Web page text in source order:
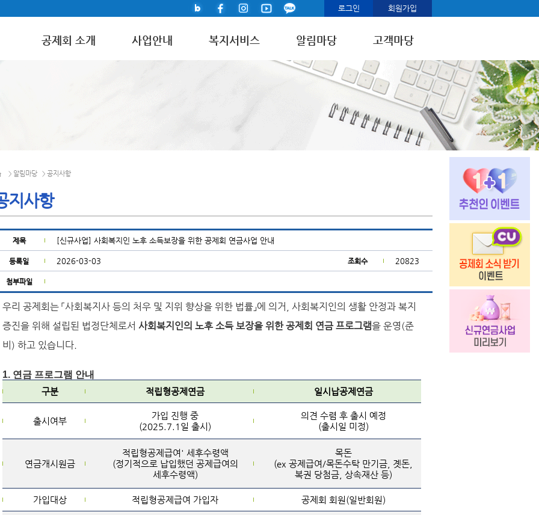
로그인 회원가입
공제회 소개 사업안내 복지서비스 알림마당 고객마당
> 알림마당 > 공지사항
지사항
제목 [신규사업] 사회복지인 노후 소득보장을 위한 공제회 연금사업 안내
등록일 2026-03-03 조회수 20823
첨부파일
우리 공제회는 「사회복지사 등의 처우 및 지위 향상을 위한 법률」에 의거, 사회복지인의 생활 안정과 복지
증진을 위해 설립된 법정단체로서 사회복지인의 노후 소득 보장을 위한 공제회 연금 프로그램을 운영(준
비) 하고 있습니다.
1. 연금 프로그램 안내
구분
적립형공제연금 일시납공제연금
출시여부
가입 진행 중
(2025.7.1일 출시)
의견 수렴 후 출시 예정
(출시일 미정)
연금개시원금
적립형공제급여' 세후수령액
(정기적으로 납입했던 공제급여의
세후수령액)
목돈
(ex 공제급여/목돈수탁 만기금, 곗돈,
복권 당첨금, 상속재산 등)
가입대상 적립형공제급여 가입자 공제회 회원(일반회원)